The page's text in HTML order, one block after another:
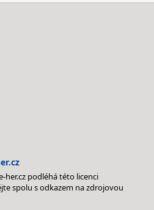
her.cz podléhá této licenci
spolu s odkazem na zdrojovou